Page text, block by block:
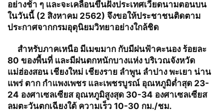
อย่างช้า ๆ และจะเคลื่อนขึ้นฝั่งประเทศเวียดนามตอนบน
ในวันนี้ (2 สิงหาคม 2562) จึงขอให้ประชาชนติดตาม
ประกาศจากกรมอุตุนิยมวิทยาอย่างใกล้ชิด
สำหรับภาคเหนือ มีเมฆมาก กับมีฝนฟ้าคะนอง ร้อยละ
80 ของพื้นที่ และมีฝนตกหนักบางแห่ง บริเวณจังหวัด
แม่ฮ่องสอน เชียงใหม่ เชียงราย ลำพูน ลำปาง พะเยา น่าน
แพร่ ตาก กำแพงเพชร และเพชรบูรณ์ อุณหภูมิต่ำสุด 23-
24 องศาเซลเซียส อุณหภูมิสูงสุด 30-34 องศาเซลเซียส
ลมตะวันตกเฉียงใต้ ความเร็ว 10-30 กม./ชม.